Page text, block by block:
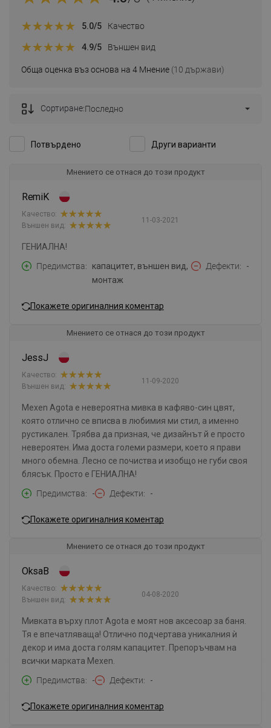
Обща оценка въз основа на 4 Мнение (10 държави)
5.0/5 Качество
4.9/5 Външен вид
Потвърдено Други варианти
Сортиране:Последно
Мнението се отнася до този продукт
RemiK
11-03-2021
Качество:
Външен вид:
ГЕНИАЛНА!
Предимства
капацитет, външен вид,
монтаж
Дефекти -
Покажете оригиналния коментар
Мнението се отнася до този продукт
JessJ
11-09-2020
Качество:
Външен вид:
Mexen Agota е невероятна мивка в кафяво-син цвят,
която отлично се вписва в любимия ми стил, а именно
рустикален. Трябва да призная, че дизайнът й е просто
невероятен. Има доста големи размери, което я прави
много обемна. Лесно се почиства и изобщо не губи своя
блясък. Просто е ГЕНИАЛНА!
Предимства
- Дефекти -
Покажете оригиналния коментар
Мнението се отнася до този продукт
OksaB
04-08-2020
Качество:
Външен вид:
Мивката върху плот Agota е моят нов аксесоар за баня.
Тя е впечатляваща! Отлично подчертава уникалния ѝ
декор и има доста голям капацитет. Препоръчвам на
всички марката Mexen.
Предимства
- Дефекти -
Покажете оригиналния коментар